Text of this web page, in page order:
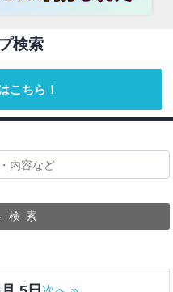
検索
こちら！
検索